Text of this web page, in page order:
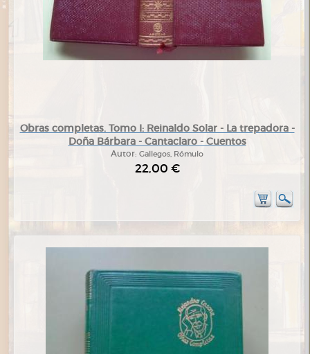
Obras completas. Tomo I: Reinaldo Solar - La trepadora -
Doña Bárbara - Cantaclaro - Cuentos
Autor: Gallegos, Rómulo
22,00 €